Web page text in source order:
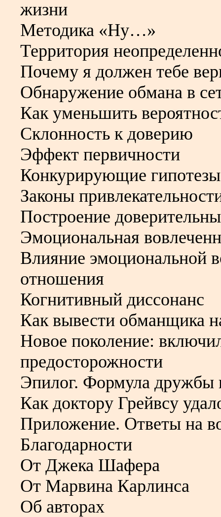
жизни
Методика «Ну…»
Территория
Почему я должен тебе
Обнаружение обмана в
Как уменьшить
Склонность к доверию
Эффект первичности
Конкурирующие гипотезы
Законы
Построение
Эмоциональная
Влияние эмоциональной
отношения
Когнитивный диссонанс
Как вывести обманщика
Новое поколение:
предосторожности
Эпилог. Формула дружбы
Как доктору Грейвсу
Приложение. Ответы на
Благодарности
От Джека Шафера
От Марвина Карлинса
Об авторах